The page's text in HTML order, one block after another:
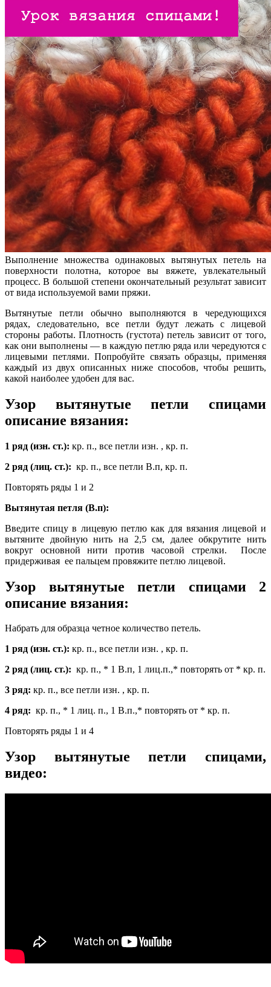
Выполнение множества одинаковых вытянутых петель на
поверхности полот­на, которое вы вяжете, увлекательный
процесс. В большой степени окончатель­ный результат зависит
от вида используемой вами пря­жи.
Вытянутые петли обычно выполняются в чередующихся
рядах, следо­вательно, все петли будут лежать с лицевой
стороны работы. Плот­ность (густота) петель зависит от того,
как они выполнены — в каждую петлю ряда или чередуются с
лицевыми петлями. Попробуйте связать образцы, применяя
каждый из двух опи­санных ниже способов, чтобы решить,
какой наиболее удобен для вас.
Узор вытянутые петли спицами
описание вязания:
1 ряд (изн. ст.): кр. п., все петли изн. , кр. п.
2 ряд (лиц. ст.): кр. п., все петли В.п, кр. п.
Повторять ряды 1 и 2
Вытянутая петля (В.п):
Введите спицу в лицевую петлю как для вязания лицевой и
вытяните двойную нить на 2,5 см, далее обкрутите нить
вокруг основной нити против часовой стрелки. После
придерживая ее пальцем провяжите петлю лицевой.
Узор вытянутые петли спицами 2
описание вязания:
Набрать для образца четное количество петель.
1 ряд (изн. ст.): кр. п., все петли изн. , кр. п.
2 ряд (лиц. ст.): кр. п., * 1 В.п, 1 лиц.п.,* повторять от * кр. п.
3 ряд: кр. п., все петли изн. , кр. п.
4 ряд: кр. п., * 1 лиц. п., 1 В.п.,* повторять от * кр. п.
Повторять ряды 1 и 4
Узор вытянутые петли спицами,
видео: